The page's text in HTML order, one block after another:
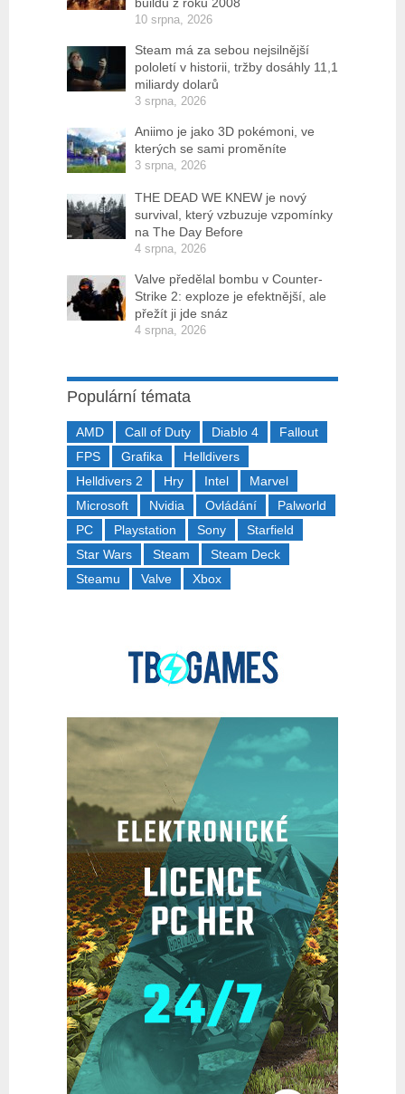
10 srpna, 2026
Steam má za sebou nejsilnější
pololetí v historii, tržby dosáhly 11,1
miliardy dolarů
3 srpna, 2026
Aniimo je jako 3D pokémoni, ve
kterých se sami proměníte
3 srpna, 2026
THE DEAD WE KNEW je nový
survival, který vzbuzuje vzpomínky
na The Day Before
4 srpna, 2026
Valve předělal bombu v Counter-
Strike 2: exploze je efektnější, ale
přežít ji jde snáz
4 srpna, 2026
Populární témata
AMD Call of Duty Diablo 4
Fallout
FPS
Grafika
Helldivers
Helldivers 2
Hry Intel
Marvel
Microsoft
Nvidia Ovládání
Palworld
PC
Playstation Sony
Starfield
Star Wars
Steam
Steam Deck
Steamu
Valve Xbox